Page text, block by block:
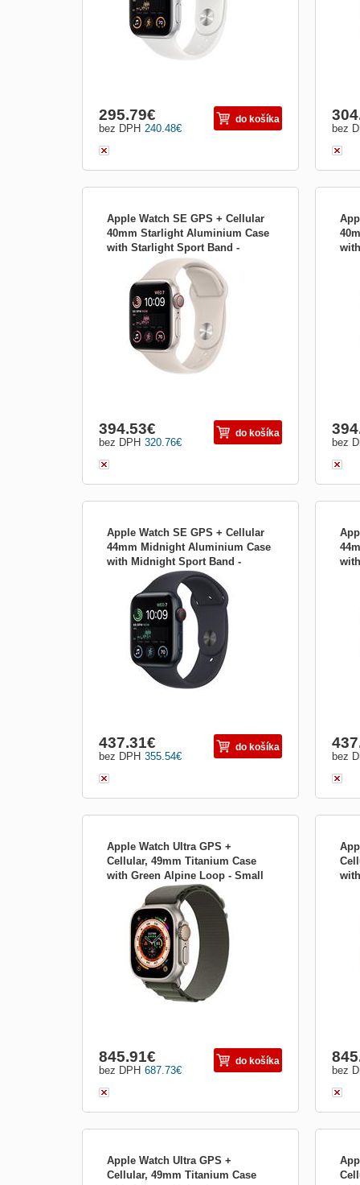
240.48€
bez DPH
295.79€ do košíka
bez
Apple Watch SE GPS + Cellular
40mm Starlight Aluminium Case
with Starlight Sport Band -
Regular mnph3cs/a
Apple Watch SE GPS + Cellular 40 mm;
Sportovní chytré hodinky Apple Watch SE
nabízí 1,57&quot; dotykový displej s
tvrzeným IonX sklíčkem. Samotné
pouzdro pak je vyrobeno z hliníku , což
zaručí odolnost...
320.76€
bez DPH
394.53€ do košíka
bez
Apple Watch SE GPS + Cellular
44mm Midnight Aluminium Case
with Midnight Sport Band -
Regular mnpy3cs/a
Apple Watch SE GPS + Cellular 44 mm;
Sportovní chytré hodinky Apple Watch SE
nabízí 1,78&quot; dotykový displej s
tvrzeným IonX sklíčkem. Samotné
pouzdro pak je vyrobeno z hliníku , což
zaručí odolnost...
355.54€
bez DPH
437.31€ do košíka
bez
Apple Watch Ultra GPS +
Cellular, 49mm Titanium Case
with Green Alpine Loop - Small
mnhj3cs/a
Apple Watch Ultra GPS + Cellular 49 mm;
Sportovní chytré hodinky Apple Watch
Ultra nabízí stále zapnutý 1,92&quot;
dotykový displej se sklíčkem ze
safírového krystalu . Samotné pouzdro
pak je vyrobeno z let...
687.73€
bez DPH
845.91€ do košíka
-
pak
bez
Apple Watch Ultra GPS +
Cellular, 49mm Titanium Case